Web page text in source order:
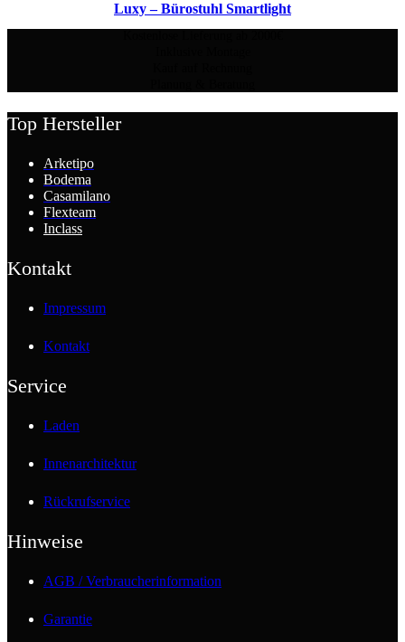
Luxy – Bürostuhl Smartlight
Top Hersteller
Arketipo
Bodema
Casamilano
Flexteam
Inclass
Kontakt
Impressum
Kontakt
Service
Laden
Innenarchitektur
Rückrufservice
Hinweise
AGB / Verbraucherinformation
Garantie